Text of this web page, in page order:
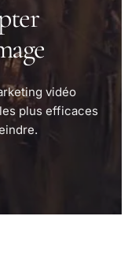
vidéo
plus efficaces